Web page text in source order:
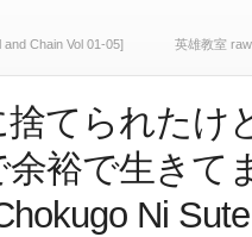
Chain Vol 01-05] 英雄教室
てられたけ
裕で生きて
Ni